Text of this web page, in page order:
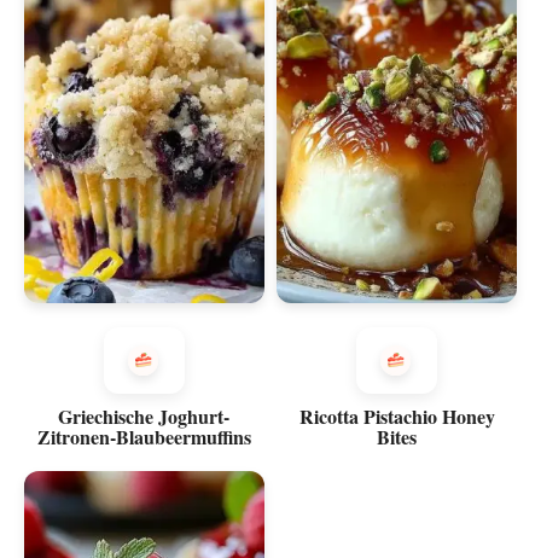
Griechische Joghurt-
Zitronen-Blaubeermuffins
Ricotta Pistachio Honey
Bites